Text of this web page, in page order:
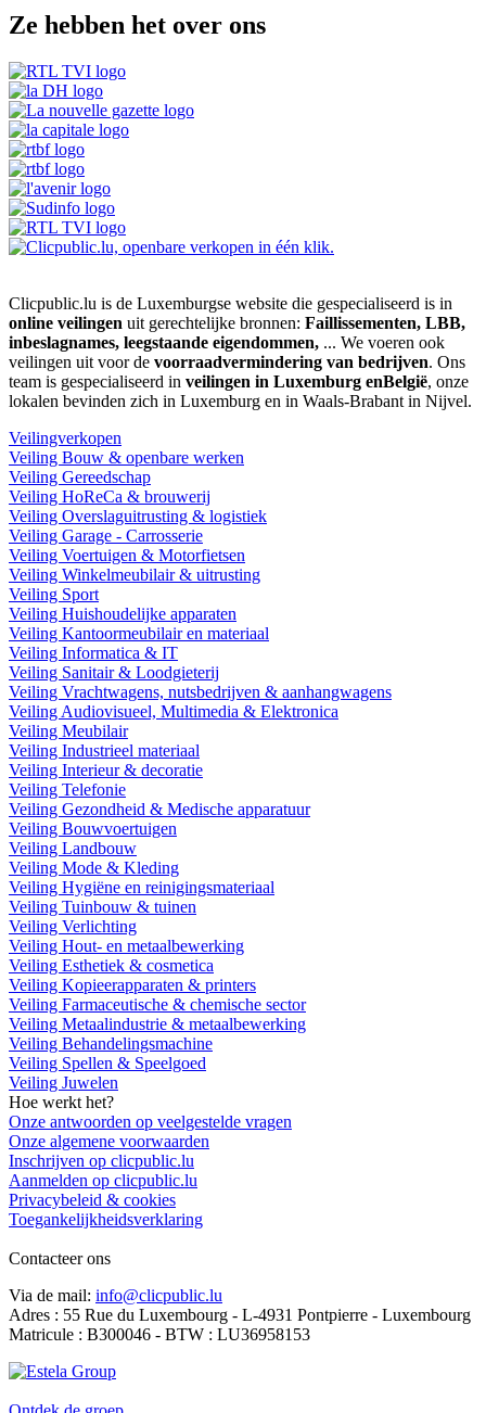
Ze hebben het over ons
Clicpublic.lu is de Luxemburgse website die gespecialiseerd is in
online veilingen uit gerechtelijke bronnen: Faillissementen, LBB,
inbeslagnames, leegstaande eigendommen, ... We voeren ook
veilingen uit voor de voorraadvermindering van bedrijven. Ons
team is gespecialiseerd in veilingen in Luxemburg enBelgië, onze
lokalen bevinden zich in Luxemburg en in Waals-Brabant in Nijvel.
Veilingverkopen
Veiling Bouw & openbare werken
Veiling Gereedschap
Veiling HoReCa & brouwerij
Veiling Overslaguitrusting & logistiek
Veiling Garage - Carrosserie
Veiling Voertuigen & Motorfietsen
Veiling Winkelmeubilair & uitrusting
Veiling Sport
Veiling Huishoudelijke apparaten
Veiling Kantoormeubilair en materiaal
Veiling Informatica & IT
Veiling Sanitair & Loodgieterij
Veiling Vrachtwagens, nutsbedrijven & aanhangwagens
Veiling Audiovisueel, Multimedia & Elektronica
Veiling Meubilair
Veiling Industrieel materiaal
Veiling Interieur & decoratie
Veiling Telefonie
Veiling Gezondheid & Medische apparatuur
Veiling Bouwvoertuigen
Veiling Landbouw
Veiling Mode & Kleding
Veiling Hygiëne en reinigingsmateriaal
Veiling Tuinbouw & tuinen
Veiling Verlichting
Veiling Hout- en metaalbewerking
Veiling Esthetiek & cosmetica
Veiling Kopieerapparaten & printers
Veiling Farmaceutische & chemische sector
Veiling Metaalindustrie & metaalbewerking
Veiling Behandelingsmachine
Veiling Spellen & Speelgoed
Veiling Juwelen
Hoe werkt het?
Onze antwoorden op veelgestelde vragen
Onze algemene voorwaarden
Inschrijven op clicpublic.lu
Aanmelden op clicpublic.lu
Privacybeleid & cookies
Toegankelijkheidsverklaring
Contacteer ons
Via de mail: info@clicpublic.lu
Adres : 55 Rue du Luxembourg - L-4931 Pontpierre - Luxembourg
Matricule : B300046 - BTW : LU36958153